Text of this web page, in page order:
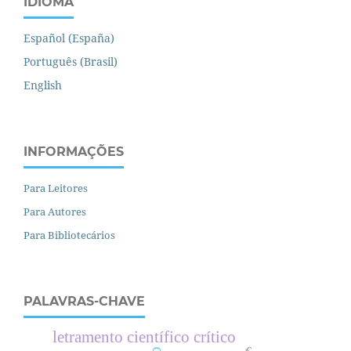
Español (España)
Português (Brasil)
English
INFORMAÇÕES
Para Leitores
Para Autores
Para Bibliotecários
PALAVRAS-CHAVE
letramento científico crítico